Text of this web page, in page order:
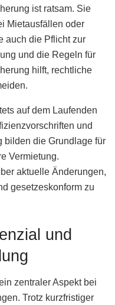
ist ratsam. Sie
Mietausfällen oder
auch die Pflicht zur
und die Regeln für
hilft, rechtliche
auf dem Laufenden
und
bilden die Grundlage für
Vermietung.
aktuelle Änderungen,
gesetzeskonform zu
und
zentraler Aspekt bei
Trotz kurzfristiger